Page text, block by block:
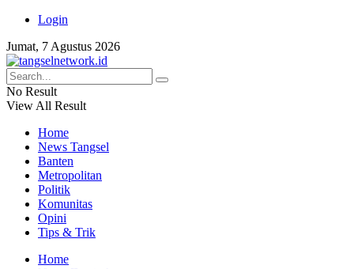
Login
Jumat, 7 Agustus 2026
No Result
View All Result
Home
News Tangsel
Banten
Metropolitan
Politik
Komunitas
Opini
Tips & Trik
Home